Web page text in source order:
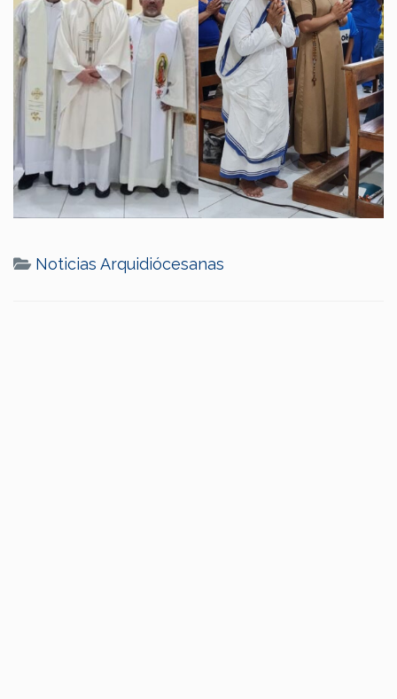
Noticias Arquidiócesanas